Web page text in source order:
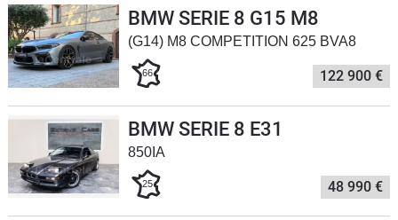
Services
Forum
Moto
Marques
BMW SERIE 8 G15 M8
(G14) M8 COMPETITION 625 BVA8
66 122 900 €
BMW SERIE 8 E31
850IA
25 48 990 €